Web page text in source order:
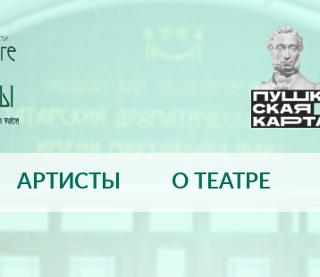
АРТИСТЫ О ТЕАТРЕ